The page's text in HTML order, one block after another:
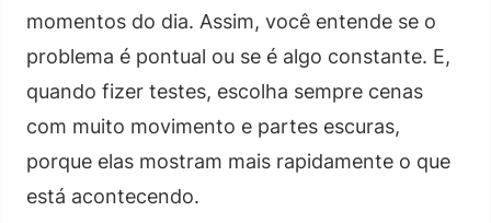
momentos do dia. Assim, você entende se o
problema é pontual ou se é algo constante. E,
quando fizer testes, escolha sempre cenas
com muito movimento e partes escuras,
porque elas mostram mais rapidamente o que
está acontecendo.